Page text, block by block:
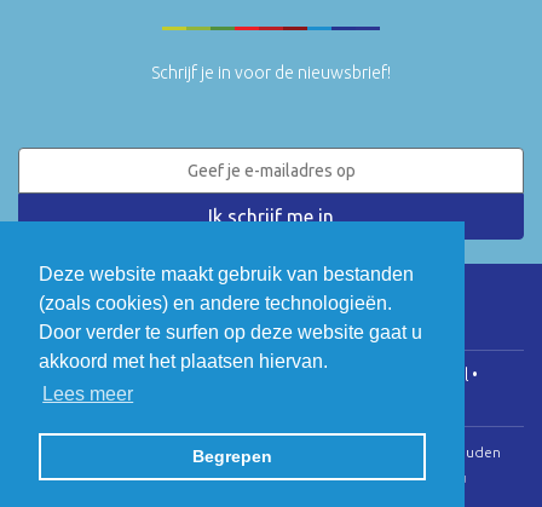
Deze website maakt gebruik van bestanden
(zoals cookies) en andere technologieën.
Door verder te surfen op deze website gaat u
akkoord met het plaatsen hiervan.
Lees meer
Begrepen
Schrijf je in voor de nieuwsbrief!
LinkedIn Twitter
COGEN Vlaanderen • Koningsstraat 146, 1000 Brussel •
info@cogenvlaanderen.be
© Copyright 2026 | Cogen Vlaanderen • Alle rechten voorbehouden
Webdesign door Zenjoy in Leuven•Powered by Nimbu